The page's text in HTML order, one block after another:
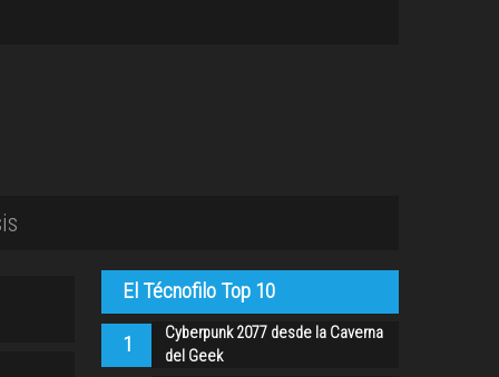
El Técnofilo Top 10
1
Cyberpunk 2077 desde la Caverna
del Geek